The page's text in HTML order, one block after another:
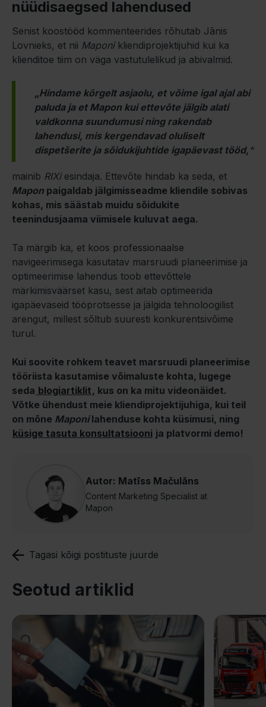
nüüdisaegsed lahendused
Senist koostööd kommenteerides rõhutab Jānis
Lovnieks, et nii Maponikliendiprojektijuhid kui ka
klienditoe tiim on väga vastutulelikud ja abivalmid.
„Hindame kõrgelt asjaolu, et võime igal ajal abi
paluda ja et Mapon kui ettevõte jälgib alati
valdkonna suundumusi ning rakendab
lahendusi, mis kergendavad oluliselt
dispetšerite ja sõidukijuhtide igapäevast tööd,“
mainib RIXiesindaja. Ettevõte hindab ka seda, et
Maponpaigaldab jälgimisseadme kliendile sobivas
kohas, mis säästab muidu sõidukite
teenindusjaama viimisele kuluvat aega.
Ta märgib ka, et koos professionaalse
navigeerimisega kasutatav marsruudi planeerimise ja
optimeerimise lahendus toob ettevõttele
märkimisväärset kasu, sest aitab optimeerida
igapäevaseid tööprotsesse ja jälgida tehnoloogilist
arengut, millest sõltub suuresti konkurentsivõime
turul.
Kui soovite rohkem teavet marsruudi planeerimise
tööriista kasutamise võimaluste kohta, lugege
seda blogiartiklit, kus on ka mitu videonäidet.
Võtke ühendust meie kliendiprojektijuhiga, kui teil
on mõne Maponilahenduse kohta küsimusi, ning
küsige tasuta konsultatsiooni ja platvormi demo!
Autor: Matīss Mačulāns
Content Marketing Specialist at
Mapon
Tagasi kõigi postituste juurde
Seotud artiklid